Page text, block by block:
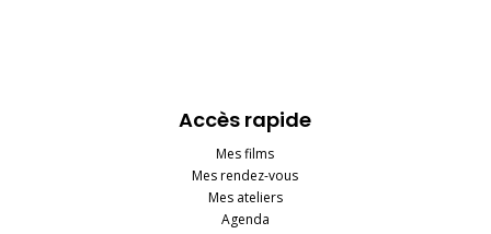
Accès rapide
Mes films
Mes rendez-vous
Mes ateliers
Agenda